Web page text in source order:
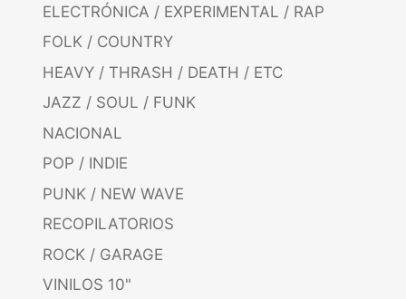
ELECTRÓNICA / EXPERIMENTAL / RAP
FOLK / COUNTRY
HEAVY / THRASH / DEATH / ETC
JAZZ / SOUL / FUNK
NACIONAL
POP / INDIE
PUNK / NEW WAVE
RECOPILATORIOS
ROCK / GARAGE
VINILOS 10"